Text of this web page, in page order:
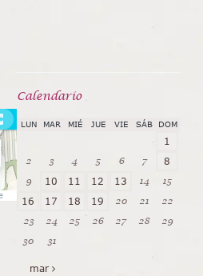
Calendarío
LUN MAR MIÉ JUE VIE SÁB DOM
1
2 3 4 5 6 7 8
9 10 11 12 13 14 15
16 17 18 19 20 21
22
23
24 25 26 27 28
29
30
31
mar